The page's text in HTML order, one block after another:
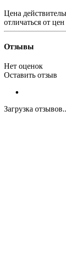
Цена
отличаться от
Отзывы
Нет оценок
Оставить отзыв
Загрузка